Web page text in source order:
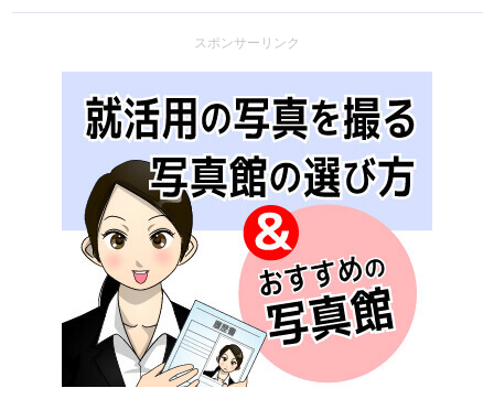
スポンサーリンク